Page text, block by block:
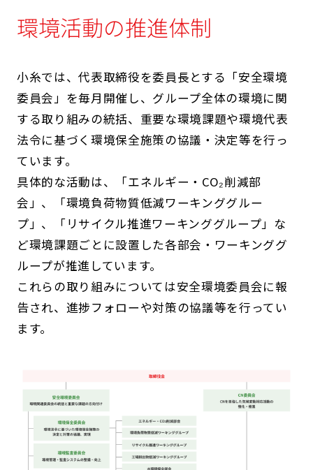
環境活動の推進体制
小糸では、代表取締役を委員長とする「安全環境
委員会」を毎月開催し、グループ全体の環境に関
する取り組みの統括、重要な環境課題や環境代表
法令に基づく環境保全施策の協議・決定等を行っ
ています。
具体的な活動は、「エネルギー・CO₂削減部
会」、「環境負荷物質低減ワーキンググルー
プ」、「リサイクル推進ワーキンググループ」な
ど環境課題ごとに設置した各部会・ワーキンググ
ループが推進しています。
これらの取り組みについては安全環境委員会に報
告され、進捗フォローや対策の協議等を行ってい
ます。